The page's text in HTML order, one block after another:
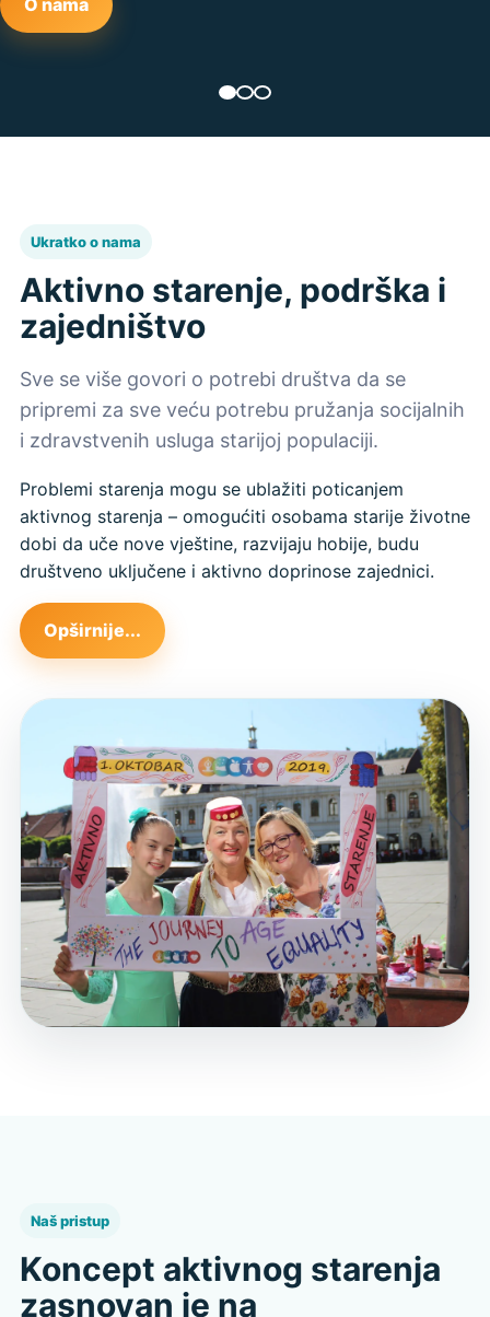
O nama
Ukratko o nama
Aktivno starenje, podrška i
zajedništvo
Sve se više govori o potrebi društva da se
pripremi za sve veću potrebu pružanja socijalnih
i zdravstvenih usluga starijoj populaciji.
Problemi starenja mogu se ublažiti poticanjem
aktivnog starenja – omogućiti osobama starije životne
dobi da uče nove vještine, razvijaju hobije, budu
društveno uključene i aktivno doprinose zajednici.
Opširnije...
Naš pristup
Koncept aktivnog starenja
zasnovan je na